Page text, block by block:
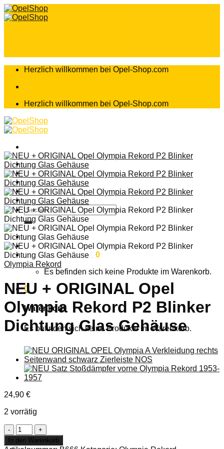
Zum
Inhalt
Herzlich willkommen bei Opel-Shop.com
Herzlich willkommen bei Opel-Shop.com
Home
Shop
Teileanfrage
Teileliste
Suchen
nach:
Anmelden
Warenkorb /0,00
0
Es befinden sich keine Produkte im Warenkorb.
0
Warenkorb
Es befinden sich keine Produkte im Warenkorb.
Olympia Rekord
NEU + ORIGINAL Opel
Olympia Rekord P2 Blinker
Dichtung Glas Gehäuse
24,90 €
2 vorrätig
NEU
+
ORIGINAL
In den Warenkorb